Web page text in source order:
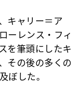
キャリー＝ア
ーレンス・フィ
を筆頭にしたキ
その後の多くの
ぼした。